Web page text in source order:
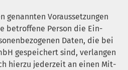
genann­ten Vor­aus­set­zun­gen
betrof­fe­ne Per­son die Ein­
Daten, die bei
gespei­chert sind, ver­lan­gen
hier­zu jeder­zeit an einen Mit­